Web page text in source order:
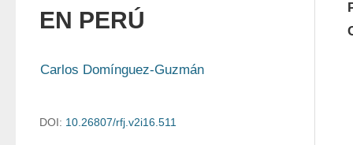
EN PERÚ
Carlos Domínguez‑Guzmán
DOI: 10.26807/rfj.v2i16.511